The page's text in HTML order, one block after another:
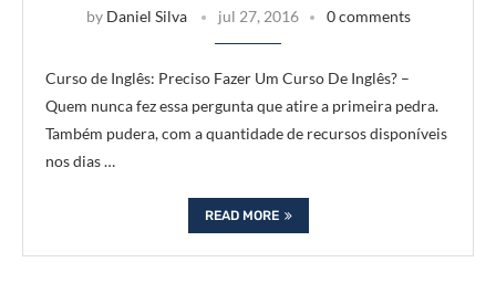
by Daniel Silva jul 27, 2016 0 comments
Curso de Inglês: Preciso Fazer Um Curso De Inglês? –
Quem nunca fez essa pergunta que atire a primeira pedra.
Também pudera, com a quantidade de recursos disponíveis
nos dias …
READ MORE